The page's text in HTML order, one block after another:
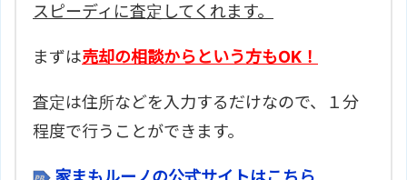
スピーディに査定してくれます。
まずは売却の相談からという方もOK！
査定は住所などを入力するだけなので、１分
程度で行うことができます。